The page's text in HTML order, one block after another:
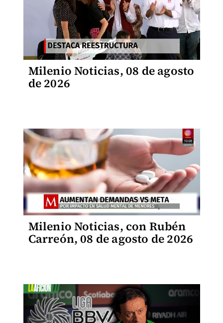
Milenio Noticias, 08 de agosto
de 2026
Milenio Noticias, con Rubén
Carreón, 08 de agosto de 2026